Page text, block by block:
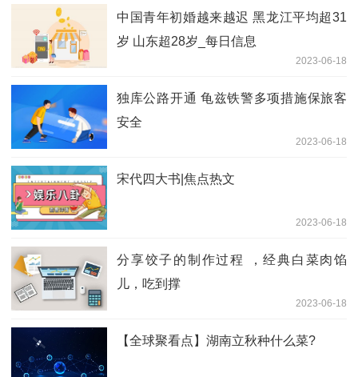
中国青年初婚越来越迟 黑龙江平均超31
岁 山东超28岁_每日信息
2023-06-18
独库公路开通 龟兹铁警多项措施保旅客
安全
2023-06-18
宋代四大书|焦点热文
2023-06-18
分享饺子的制作过程 ，经典白菜肉馅
儿，吃到撑
2023-06-18
【全球聚看点】湖南立秋种什么菜?